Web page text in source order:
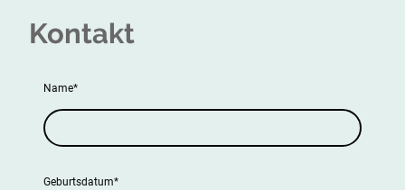
Kontakt
Name*
Geburtsdatum*